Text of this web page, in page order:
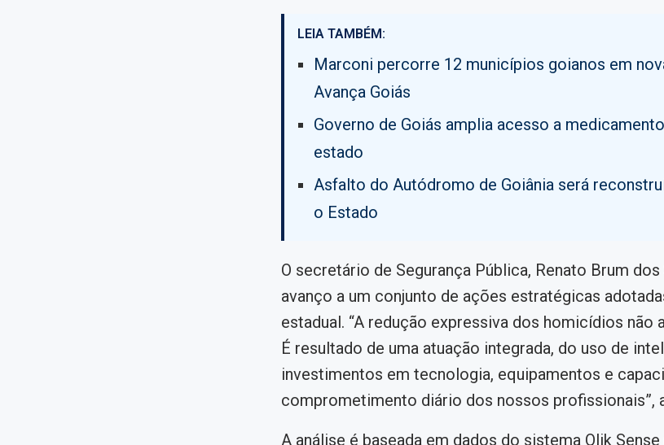
LEIA TAMBÉM:
Marconi percorre 12 municípios goianos em
Avança Goiás
Governo de Goiás amplia acesso a
estado
Asfalto do Autódromo de Goiânia será
o Estado
O secretário de Segurança Pública, Renato Brum
avanço a um conjunto de ações estratégicas
estadual. “A redução expressiva dos homicídios não
É resultado de uma atuação integrada, do uso de
investimentos em tecnologia, equipamentos e
comprometimento diário dos nossos profissionais”,
A análise é baseada em dados do sistema Qlik